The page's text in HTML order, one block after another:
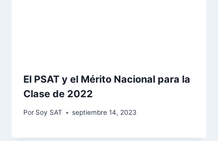
El PSAT y el Mérito Nacional para la
Clase de 2022
Por Soy SAT septiembre 14, 2023